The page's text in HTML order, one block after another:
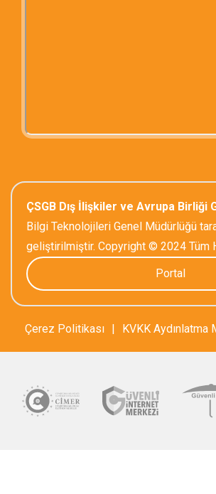
ÇSGB Dış İlişkiler ve Avrupa Birliği
Bilgi Teknolojileri Genel Müdürlüğü
geliştirilmiştir. Copyright © 2024 Tüm
Portal
Çerez Politikası KVKK Aydınlatma